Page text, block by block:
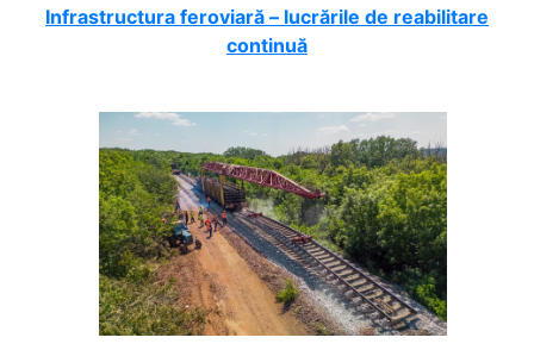
Infrastructura feroviară – lucrările de reabilitare
continuă